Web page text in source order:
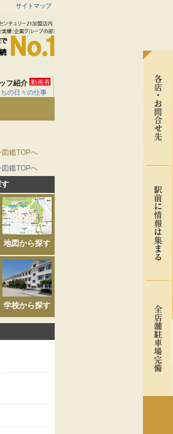
サイトマップ
フ紹介 動画有
の日々の仕事
鑑TOPへ
鑑TOPへ
地図から探す
学校から探す